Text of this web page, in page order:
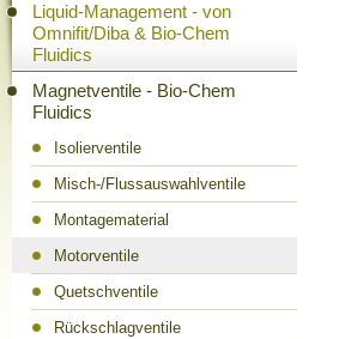
Liquid-Management - von
Omnifit/Diba & Bio-Chem
Fluidics
Magnetventile - Bio-Chem
Fluidics
Isolierventile
Misch-/Flussauswahlventile
Montagematerial
Motorventile
Quetschventile
Rückschlagventile